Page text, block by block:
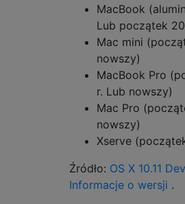
MacBook
Lub początek
Mac mini
nowszy)
MacBook Pro
r. Lub nowszy)
Mac Pro
nowszy)
Xserve
Źródło: OS X 10.11
Informacje o wersji .